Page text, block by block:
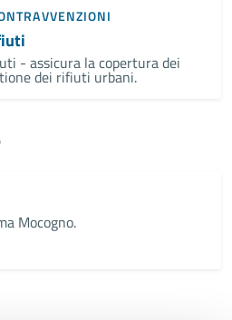
- assicura la copertura dei
dei rifiuti urbani.
Mocogno.